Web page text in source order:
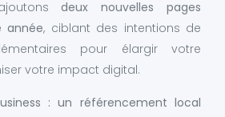
deux nouvelles pages
année, ciblant des intentions de
pour élargir votre
votre impact digital.
: un référencement local